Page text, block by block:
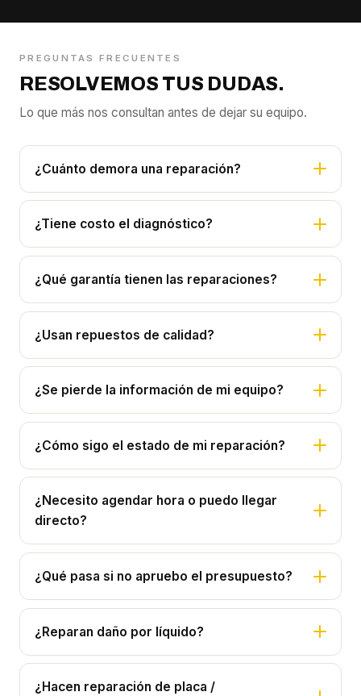
PREGUNTAS FRECUENTES
RESOLVEMOS TUS DUDAS.
Lo que más nos consultan antes de dejar su equipo.
¿Cuánto demora una reparación?
¿Tiene costo el diagnóstico?
¿Qué garantía tienen las reparaciones?
¿Usan repuestos de calidad?
¿Se pierde la información de mi equipo?
¿Cómo sigo el estado de mi reparación?
¿Necesito agendar hora o puedo llegar
directo?
¿Qué pasa si no apruebo el presupuesto?
¿Reparan daño por líquido?
¿Hacen reparación de placa /